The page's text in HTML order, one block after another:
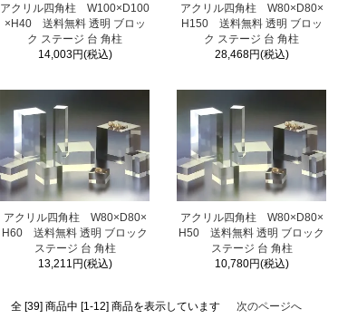
アクリル四角柱 W100×D100
×H40 送料無料 透明 ブロッ
ク ステージ 台 角柱
14,003円(税込)
アクリル四角柱 W80×D80×
H150 送料無料 透明 ブロッ
ク ステージ 台 角柱
28,468円(税込)
アクリル四角柱 W80×D80×
H60 送料無料 透明 ブロック
ステージ 台 角柱
13,211円(税込)
アクリル四角柱 W80×D80×
H50 送料無料 透明 ブロック
ステージ 台 角柱
10,780円(税込)
全 [39] 商品中 [1-12] 商品を表示しています 次のページへ